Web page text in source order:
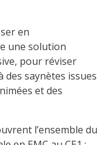
en
une solution
pour réviser
des saynètes issues
et des
l’ensemble du